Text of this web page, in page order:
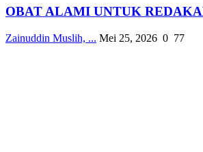
OBAT ALAMI UNTUK
Zainuddin Muslih, ... Mei 25, 2026 0 77